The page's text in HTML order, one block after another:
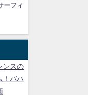
ーフィ
ンスの
！バハ